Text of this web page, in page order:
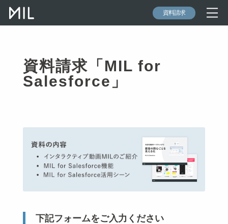
資料請求
資料請求「MIL for
Salesforce」
下記フォームをご入力ください